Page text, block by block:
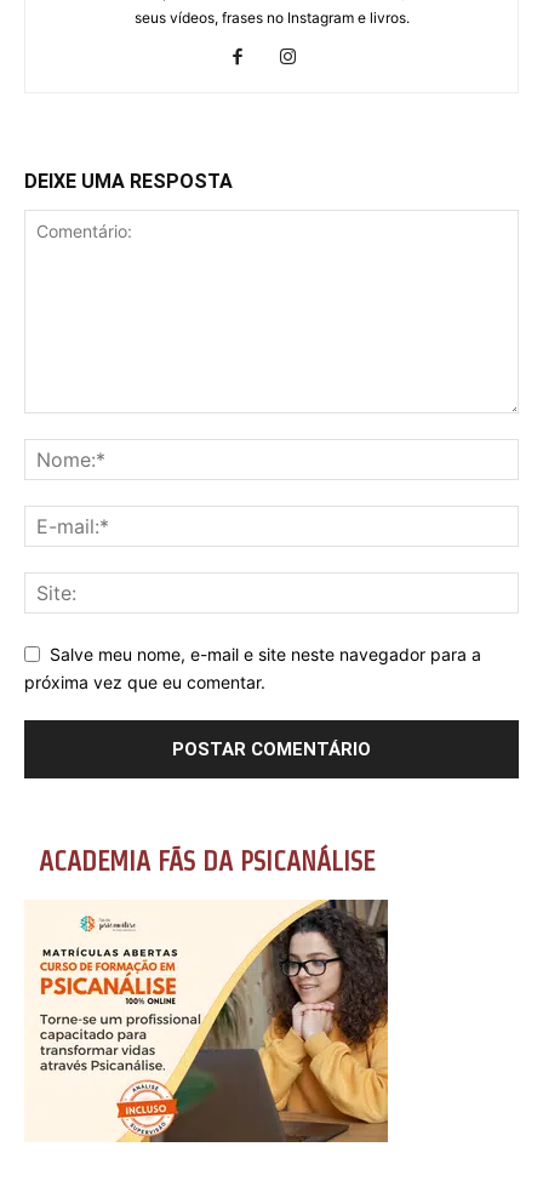
seus vídeos, frases no Instagram e livros.
DEIXE UMA RESPOSTA
Salve meu nome, e-mail e site neste navegador para a
próxima vez que eu comentar.
ACADEMIA FÃS DA PSICANÁLISE